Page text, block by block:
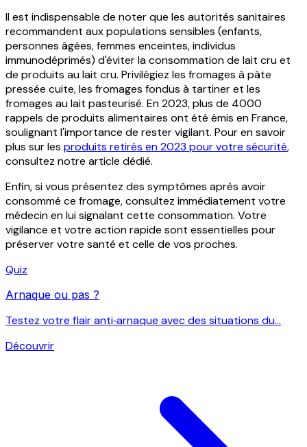
Il est indispensable de noter que les autorités sanitaires
recommandent aux populations sensibles (enfants,
personnes âgées, femmes enceintes, individus
immunodéprimés) d'éviter la consommation de lait cru et
de produits au lait cru. Privilégiez les fromages à pâte
pressée cuite, les fromages fondus à tartiner et les
fromages au lait pasteurisé. En 2023, plus de 4000
rappels de produits alimentaires ont été émis en France,
soulignant l'importance de rester vigilant. Pour en savoir
plus sur les produits retirés en 2023 pour votre sécurité,
consultez notre article dédié.
Enfin, si vous présentez des symptômes après avoir
consommé ce fromage, consultez immédiatement votre
médecin en lui signalant cette consommation. Votre
vigilance et votre action rapide sont essentielles pour
préserver votre santé et celle de vos proches.
Quiz
Arnaque ou pas ?
Testez votre flair anti‑arnaque avec des situations du...
Découvrir